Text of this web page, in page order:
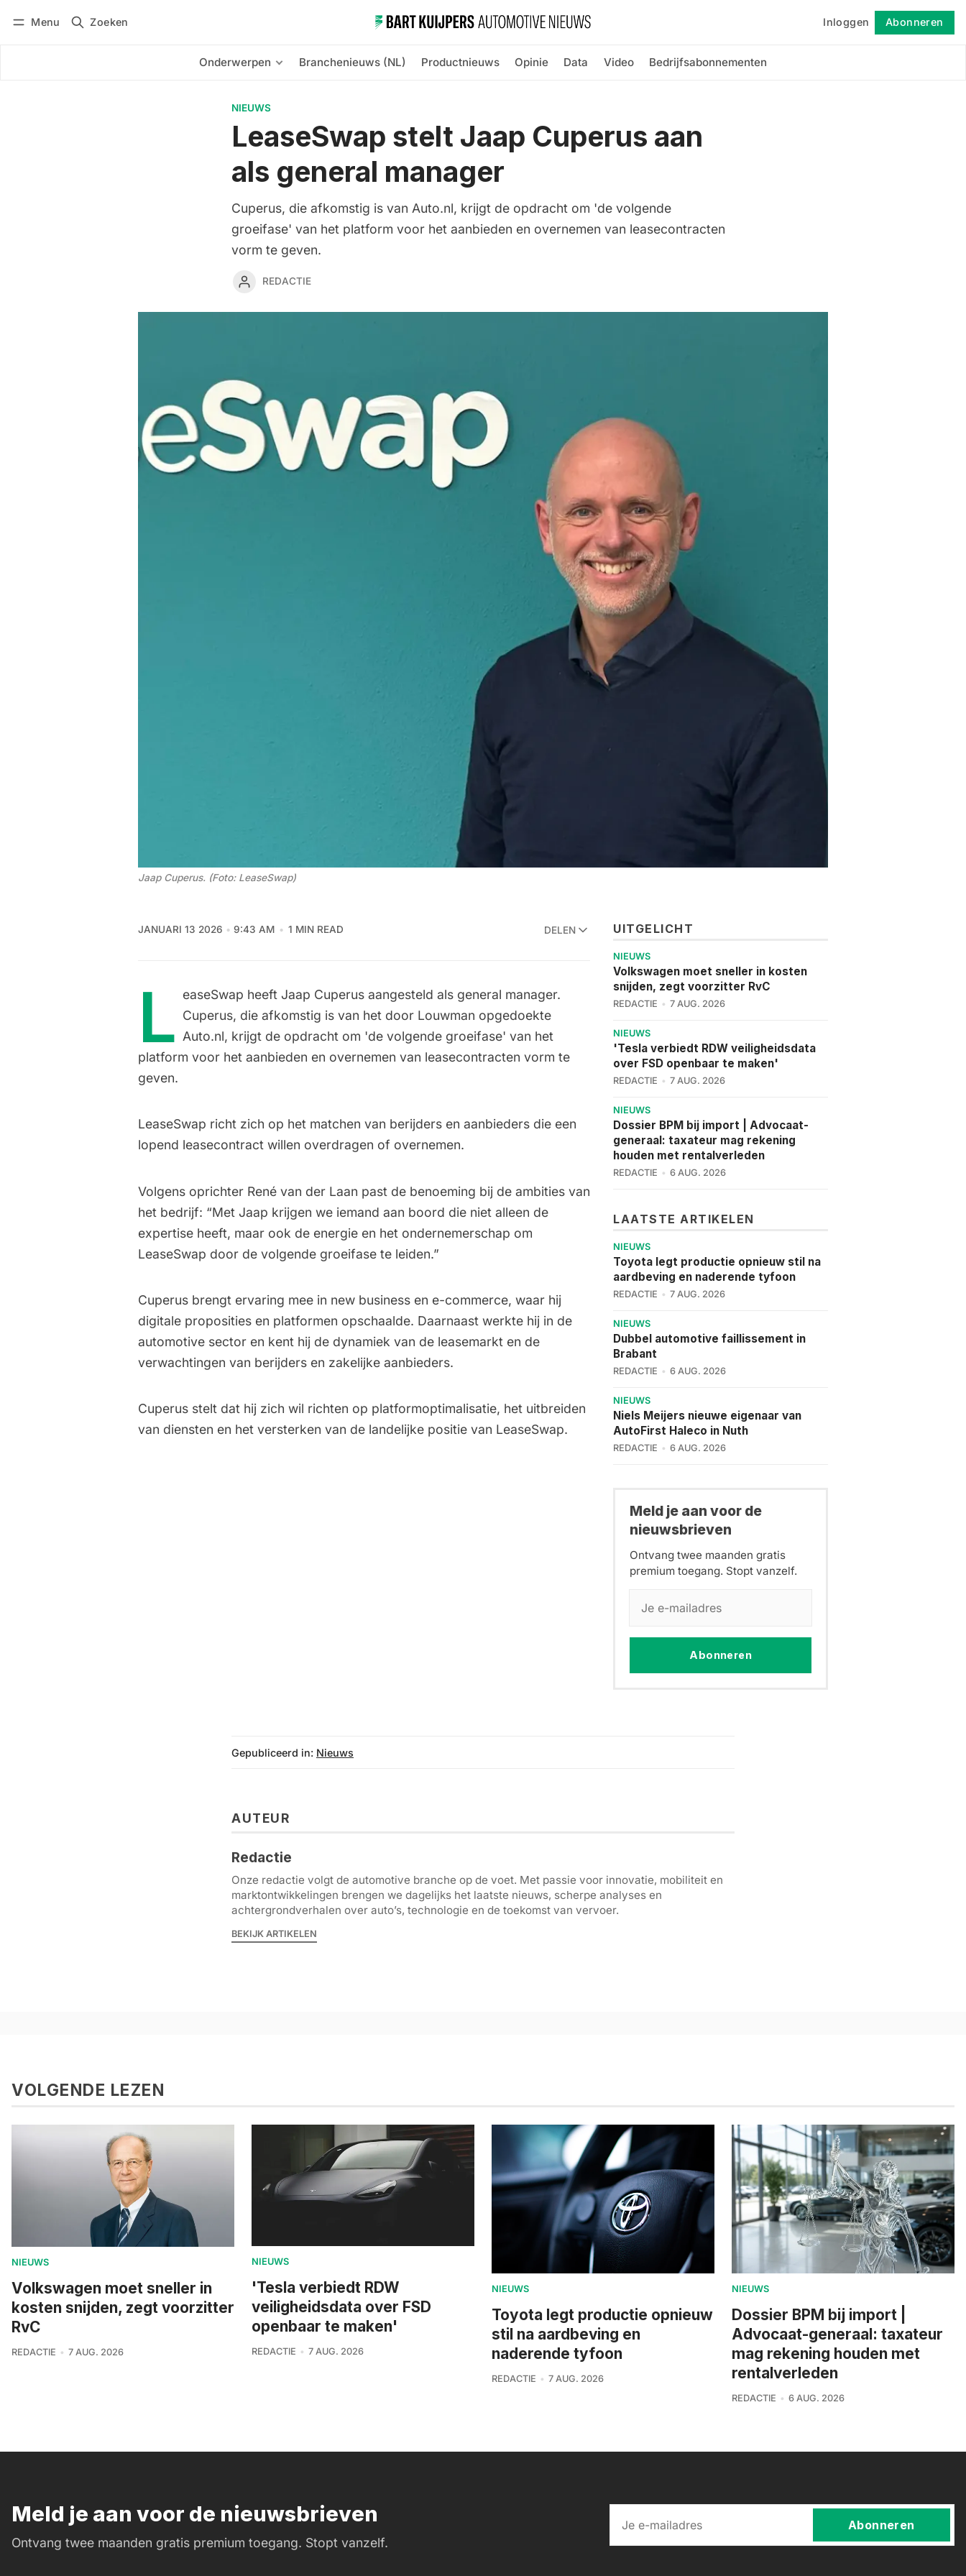
Menu Zoeken Inloggen Abonneren
Onderwerpen Branchenieuws (NL) Productnieuws Opinie Data Video Bedrijfsabonnementen
NIEUWS
LeaseSwap stelt Jaap Cuperus aan
als general manager
Cuperus, die afkomstig is van Auto.nl, krijgt de opdracht om 'de volgende
groeifase' van het platform voor het aanbieden en overnemen van leasecontracten
vorm te geven.
REDACTIE
Jaap Cuperus. (Foto: LeaseSwap)
JANUARI 13 2026 9:43 AM 1 MIN READ DELEN
L easeSwap heeft Jaap Cuperus aangesteld als general manager.
Cuperus, die afkomstig is van het door Louwman opgedoekte
Auto.nl, krijgt de opdracht om 'de volgende groeifase' van het
platform voor het aanbieden en overnemen van leasecontracten vorm te
geven.
LeaseSwap richt zich op het matchen van berijders en aanbieders die een
lopend leasecontract willen overdragen of overnemen.
Volgens oprichter René van der Laan past de benoeming bij de ambities van
het bedrijf: “Met Jaap krijgen we iemand aan boord die niet alleen de
expertise heeft, maar ook de energie en het ondernemerschap om
LeaseSwap door de volgende groeifase te leiden.”
Cuperus brengt ervaring mee in new business en e-commerce, waar hij
digitale proposities en platformen opschaalde. Daarnaast werkte hij in de
automotive sector en kent hij de dynamiek van de leasemarkt en de
verwachtingen van berijders en zakelijke aanbieders.
Cuperus stelt dat hij zich wil richten op platformoptimalisatie, het uitbreiden
van diensten en het versterken van de landelijke positie van LeaseSwap.
UITGELICHT
NIEUWS
Volkswagen moet sneller in kosten
snijden, zegt voorzitter RvC
REDACTIE 7 AUG. 2026
NIEUWS
'Tesla verbiedt RDW veiligheidsdata
over FSD openbaar te maken'
REDACTIE 7 AUG. 2026
NIEUWS
Dossier BPM bij import | Advocaat-
generaal: taxateur mag rekening
houden met rentalverleden
REDACTIE 6 AUG. 2026
LAATSTE ARTIKELEN
NIEUWS
Toyota legt productie opnieuw stil na
aardbeving en naderende tyfoon
REDACTIE 7 AUG. 2026
NIEUWS
Dubbel automotive faillissement in
Brabant
REDACTIE 6 AUG. 2026
NIEUWS
Niels Meijers nieuwe eigenaar van
AutoFirst Haleco in Nuth
REDACTIE 6 AUG. 2026
Meld je aan voor de
nieuwsbrieven
Ontvang twee maanden gratis
premium toegang. Stopt vanzelf.
Abonneren
Gepubliceerd in: Nieuws
AUTEUR
Redactie
Onze redactie volgt de automotive branche op de voet. Met passie voor innovatie, mobiliteit en
marktontwikkelingen brengen we dagelijks het laatste nieuws, scherpe analyses en
achtergrondverhalen over auto’s, technologie en de toekomst van vervoer.
BEKIJK ARTIKELEN
VOLGENDE LEZEN
NIEUWS
Volkswagen moet sneller in
kosten snijden, zegt voorzitter
RvC
REDACTIE 7 AUG. 2026
NIEUWS
'Tesla verbiedt RDW
veiligheidsdata over FSD
openbaar te maken'
REDACTIE 7 AUG. 2026
NIEUWS
Toyota legt productie opnieuw
stil na aardbeving en
naderende tyfoon
REDACTIE 7 AUG. 2026
NIEUWS
Dossier BPM bij import |
Advocaat-generaal: taxateur
mag rekening houden met
rentalverleden
REDACTIE 6 AUG. 2026
Meld je aan voor de nieuwsbrieven
Ontvang twee maanden gratis premium toegang. Stopt vanzelf.
Abonneren